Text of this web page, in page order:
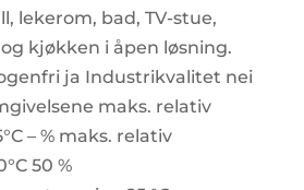
lekerom, bad, TV-stue,
kjøkken i åpen løsning.
ja Industrikvalitet nei
maks. relativ
– % maks. relativ
50 %